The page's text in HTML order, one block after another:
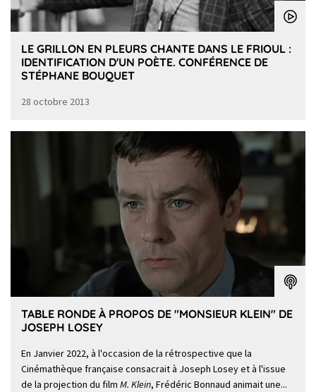
LE GRILLON EN PLEURS CHANTE DANS LE FRIOUL :
IDENTIFICATION D'UN POÈTE. CONFÉRENCE DE
STÉPHANE BOUQUET
28 octobre 2013
TABLE RONDE À PROPOS DE "MONSIEUR KLEIN" DE
JOSEPH LOSEY
En Janvier 2022, à l'occasion de la rétrospective que la
Cinémathèque française consacrait à Joseph Losey et à l'issue
de la projection du film M. Klein, Frédéric Bonnaud animait une...